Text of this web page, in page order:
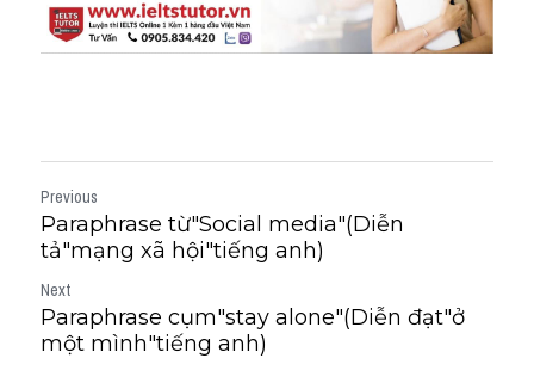
Previous
Paraphrase từ"Social media"(Diễn
tả"mạng xã hội"tiếng anh)
Next
Paraphrase cụm"stay alone"(Diễn đạt"ở
một mình"tiếng anh)